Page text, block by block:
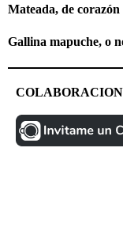
Mateada, de corazón
Gallina mapuche, o